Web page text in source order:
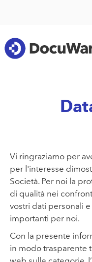
Vi ringraziamo per
per l'interesse
Società. Per noi la
di qualità nei
vostri dati personali
importanti per noi.
Con la presente
in modo trasparente